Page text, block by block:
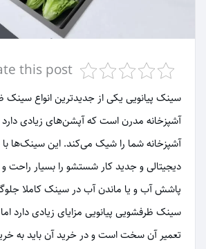
this post
سینک پیانویی یکی از جدیدترین انواع سینک
آشپزخانه مدرن است که آپشن‌های زیادی دارد
آشپزخانه شما را شیک می‌کند. این سینک‌ها با
دیجیتالی و جدید کار شستشو را بسیار راحت و
پاشش آب و یا ماندن آب در سینک کاملا
سینک ظرفشویی پیانویی مزایای زیادی دارد
تعمیر آن سخت است و در خرید آن باید به